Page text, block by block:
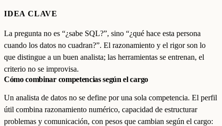
IDEA CLAVE
La pregunta no es “¿sabe SQL?”, sino “¿qué hace esta persona
cuando los datos no cuadran?”. El razonamiento y el rigor son lo
que distingue a un buen analista; las herramientas se entrenan, el
criterio no se improvisa.
Cómo combinar competencias según el cargo
Un analista de datos no se define por una sola competencia. El perfil
útil combina razonamiento numérico, capacidad de estructurar
problemas y comunicación, con pesos que cambian según el cargo: